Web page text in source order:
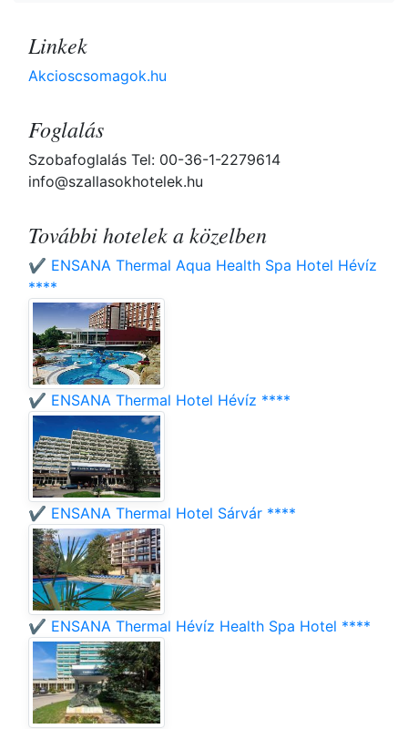
Linkek
Akcioscsomagok.hu
Foglalás
Szobafoglalás Tel: 00-36-1-2279614
info@szallasokhotelek.hu
További hotelek a közelben
✔️ ENSANA Thermal Aqua Health Spa Hotel Hévíz
****
✔️ ENSANA Thermal Hotel Hévíz ****
✔️ ENSANA Thermal Hotel Sárvár ****
✔️ ENSANA Thermal Hévíz Health Spa Hotel ****